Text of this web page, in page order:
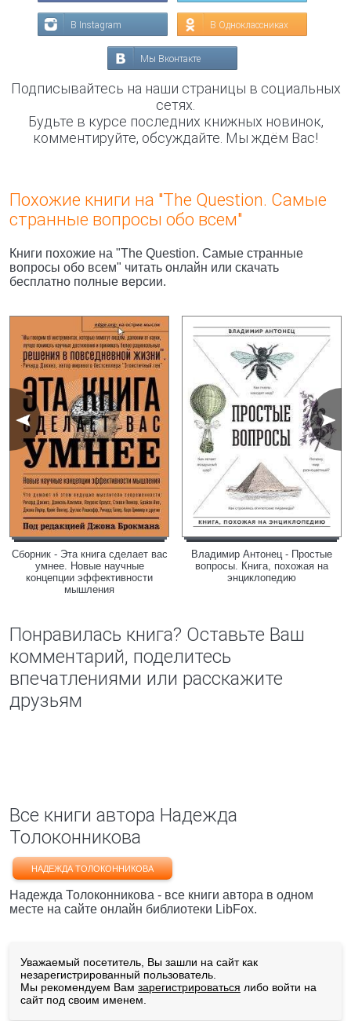
В Instagram В Одноклассниках
Мы Вконтакте
Подписывайтесь на наши страницы в социальных
сетях.
Будьте в курсе последних книжных новинок,
комментируйте, обсуждайте. Мы ждём Вас!
Похожие книги на "The Question. Самые
странные вопросы обо всем"
Книги похожие на "The Question. Самые странные
вопросы обо всем" читать онлайн или скачать
бесплатно полные версии.
Сборник - Эта книга сделает вас
умнее. Новые научные
концепции эффективности
мышления
Владимир Антонец - Простые
вопросы. Книга, похожая на
энциклопедию
Понравилась книга? Оставьте Ваш
комментарий, поделитесь
впечатлениями или расскажите
друзьям
Все книги автора Надежда
Толоконникова
НАДЕЖДА ТОЛОКОННИКОВА
Надежда Толоконникова - все книги автора в одном
месте на сайте онлайн библиотеки LibFox.
Уважаемый посетитель, Вы зашли на сайт как
незарегистрированный пользователь.
Мы рекомендуем Вам зарегистрироваться либо войти на
сайт под своим именем.